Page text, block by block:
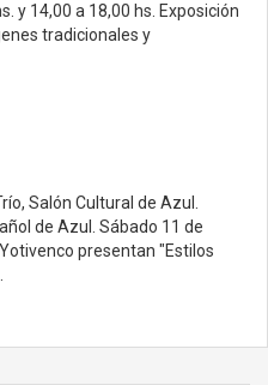
y 14,00 a 18,00 hs. Exposición
tradicionales y
Salón Cultural de Azul.
de Azul. Sábado 11 de
presentan "Estilos